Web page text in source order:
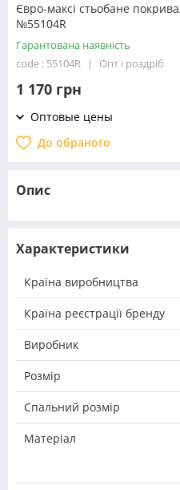
Євро-максі стьобане
№55104R
Гарантована наявність
code : 55104R
Опт і роздріб
1 170 грн
Оптовые цены
До обраного
Опис
Характеристики
Країна виробництва
Країна реєстрації бренду
Виробник
Розмір
Спальний розмір
Матеріал